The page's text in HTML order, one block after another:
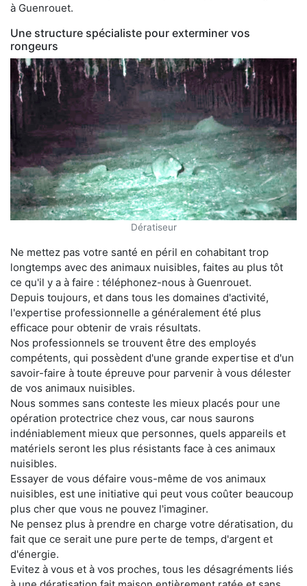
à Guenrouet.
Une structure spécialiste pour exterminer vos
rongeurs
Dératiseur
Ne mettez pas votre santé en péril en cohabitant trop
longtemps avec des animaux nuisibles, faites au plus tôt
ce qu'il y a à faire : téléphonez-nous à Guenrouet.
Depuis toujours, et dans tous les domaines d'activité,
l'expertise professionnelle a généralement été plus
efficace pour obtenir de vrais résultats.
Nos professionnels se trouvent être des employés
compétents, qui possèdent d'une grande expertise et d'un
savoir-faire à toute épreuve pour parvenir à vous délester
de vos animaux nuisibles.
Nous sommes sans conteste les mieux placés pour une
opération protectrice chez vous, car nous saurons
indéniablement mieux que personnes, quels appareils et
matériels seront les plus résistants face à ces animaux
nuisibles.
Essayer de vous défaire vous-même de vos animaux
nuisibles, est une initiative qui peut vous coûter beaucoup
plus cher que vous ne pouvez l'imaginer.
Ne pensez plus à prendre en charge votre dératisation, du
fait que ce serait une pure perte de temps, d'argent et
d'énergie.
Evitez à vous et à vos proches, tous les désagréments liés